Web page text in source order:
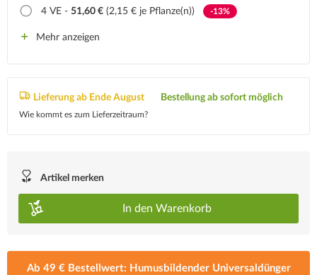
4 VE - 51,60 € (2,15 € je Pflanze(n)) -13%
Mehr anzeigen
Lieferung ab Ende August
Wie kommt es zum Lieferzeitraum?
Bestellung ab sofort möglich
Artikel merken
In den Warenkorb
Ab 49 € Bestellwert: Humusbildender Universaldünger